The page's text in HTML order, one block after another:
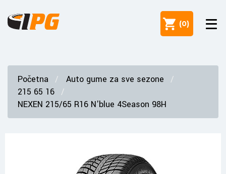
(0)
Početna
Auto gume za sve sezone
215 65 16
NEXEN 215/65 R16 N'blue 4Season 98H